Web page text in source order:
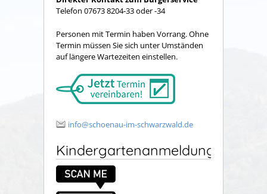
Telefon 07673 8204-33 oder -34
Personen mit Termin haben Vorrang. Ohne
Termin müssen Sie sich unter Umständen
auf längere Wartezeiten einstellen.
info@schoenau-im-schwarzwald.de
Kindergartenanmeldung